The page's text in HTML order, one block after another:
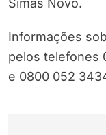
Simas Nôvo.
Informações
pelos telefones
e 0800 052